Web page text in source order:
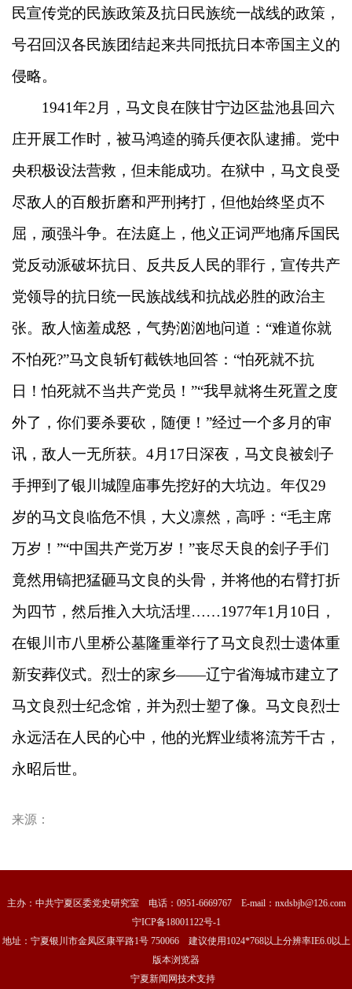
民宣传党的民族政策及抗日民族统一战线的政策，
号召回汉各民族团结起来共同抵抗日本帝国主义的
侵略。
1941年2月，马文良在陕甘宁边区盐池县回六
庄开展工作时，被马鸿逵的骑兵便衣队逮捕。党中
央积极设法营救，但未能成功。在狱中，马文良受
尽敌人的百般折磨和严刑拷打，但他始终坚贞不
屈，顽强斗争。在法庭上，他义正词严地痛斥国民
党反动派破坏抗日、反共反人民的罪行，宣传共产
党领导的抗日统一民族战线和抗战必胜的政治主
张。敌人恼羞成怒，气势汹汹地问道：“难道你就
不怕死?”马文良斩钉截铁地回答：“怕死就不抗
日！怕死就不当共产党员！”“我早就将生死置之度
外了，你们要杀要砍，随便！”经过一个多月的审
讯，敌人一无所获。4月17日深夜，马文良被刽子
手押到了银川城隍庙事先挖好的大坑边。年仅29
岁的马文良临危不惧，大义凛然，高呼：“毛主席
万岁！”“中国共产党万岁！”丧尽天良的刽子手们
竟然用镐把猛砸马文良的头骨，并将他的右臂打折
为四节，然后推入大坑活埋……1977年1月10日，
在银川市八里桥公墓隆重举行了马文良烈士遗体重
新安葬仪式。烈士的家乡——辽宁省海城市建立了
马文良烈士纪念馆，并为烈士塑了像。马文良烈士
永远活在人民的心中，他的光辉业绩将流芳千古，
永昭后世。
来源：
主办：中共宁夏区委党史研究室 电话：0951-6669767 E-mail：nxdsbjb@126.com
宁ICP备18001122号-1
地址：宁夏银川市金凤区康平路1号 750066 建议使用1024*768以上分辨率IE6.0以上
版本浏览器
宁夏新闻网技术支持